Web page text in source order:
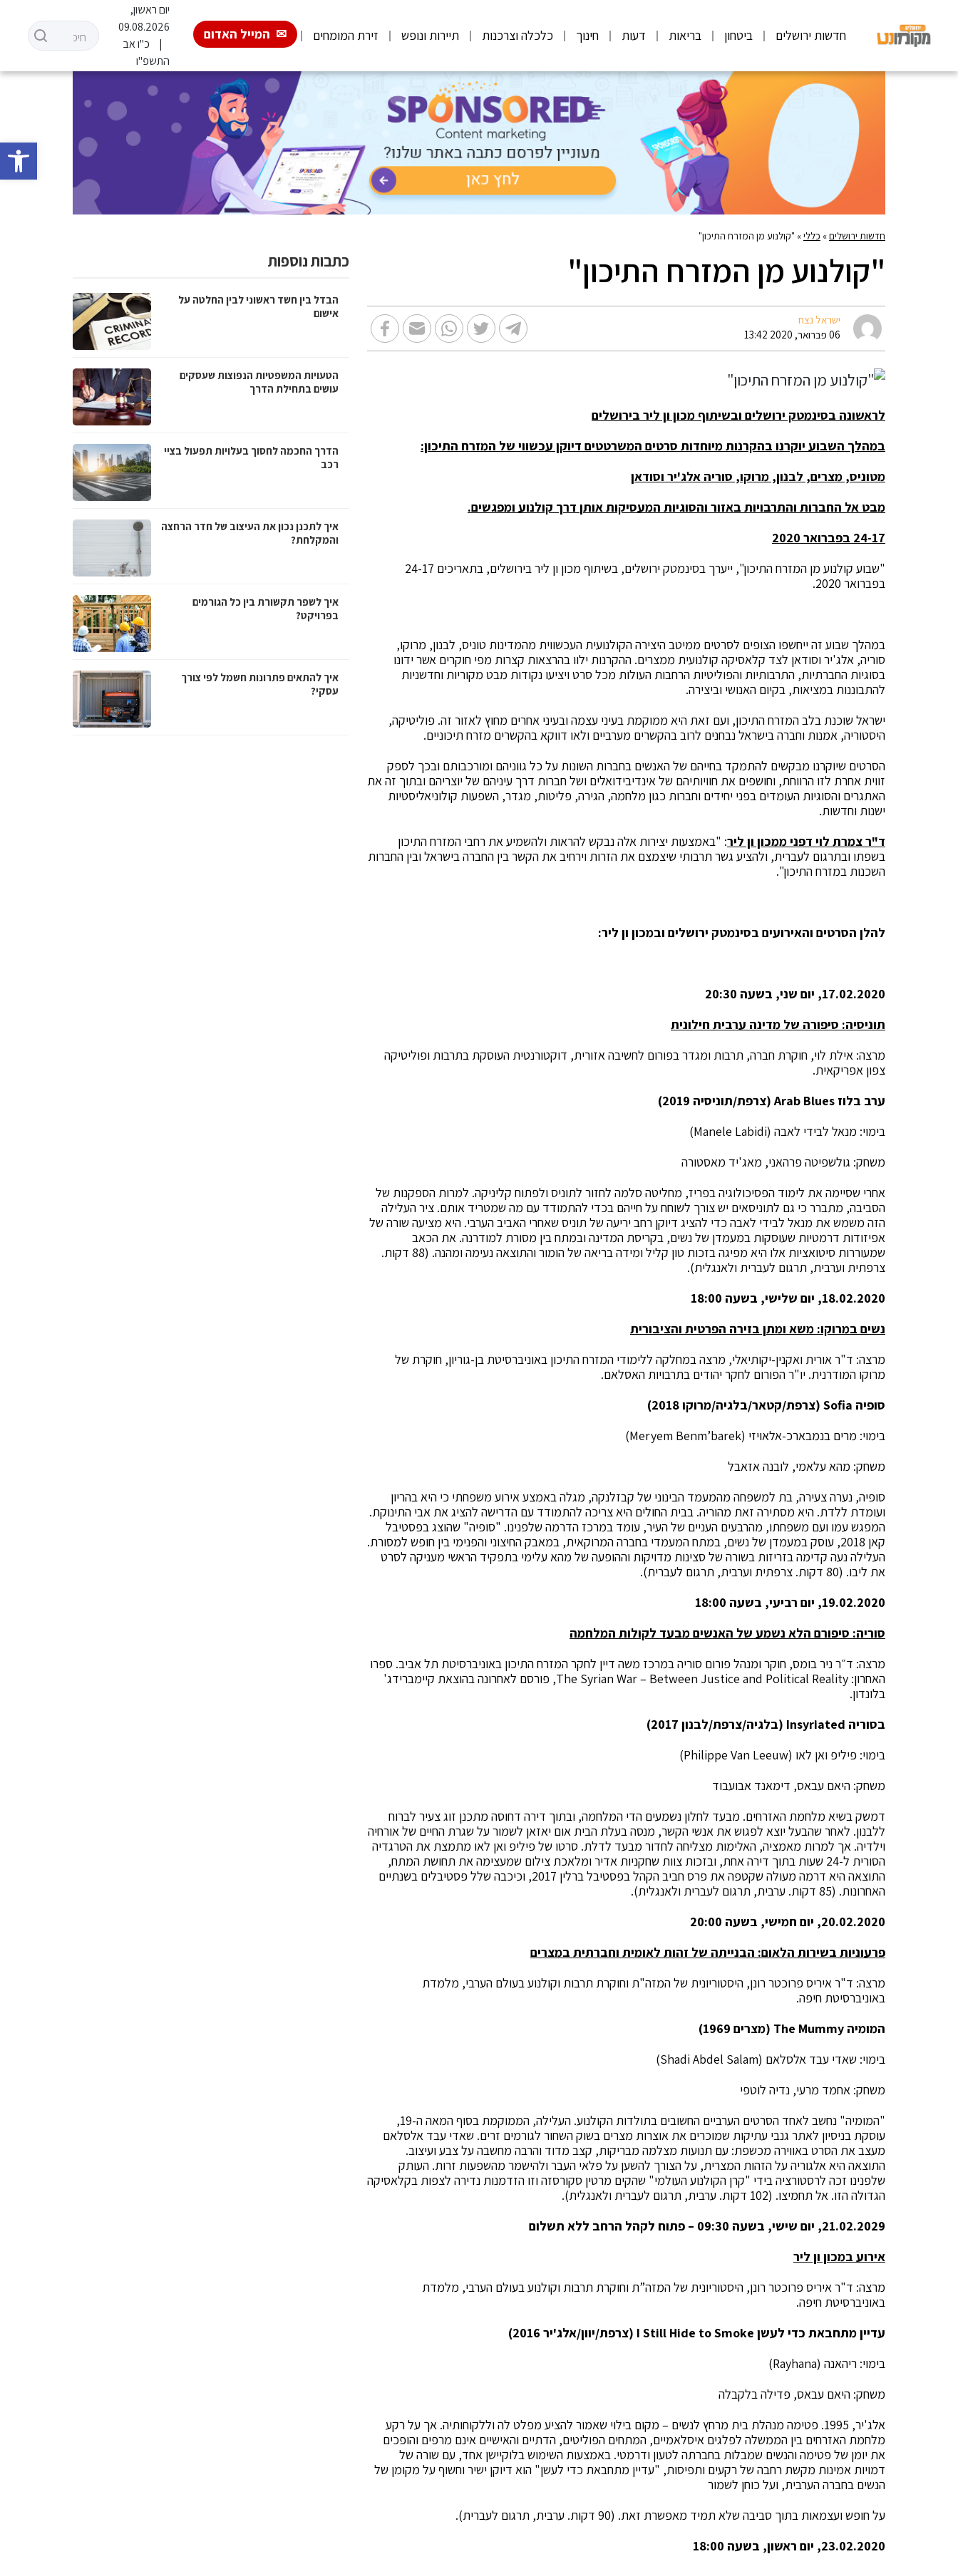
פתח
חדשות ירושלים ביטחון בריאות דעות חינוך כלכלה וצרכנות תיירות ונופש זירת המומחים המייל האדום
יום ראשון,
09.08.2026
כ"ו אב
התשפ"ו
חדשות ירושלים» כללי» "קולנוע מן המזרח התיכון"
"קולנוע מן המזרח התיכון"
ישראל נצח
06 פברואר, 2020 13:42
לראשונה בסינמטק ירושלים ובשיתוף מכון ון ליר בירושלים
במהלך השבוע יוקרנו בהקרנות מיוחדות סרטים המשרטטים דיוקן עכשווי של המזרח התיכון:
מטוניס, מצרים, לבנון, מרוקו, סוריה אלג'יר וסודאן
מבט אל החברות והתרבויות באזור והסוגיות המעסיקות אותן דרך קולנוע ומפגשים.
24-17 בפברואר 2020
"שבוע קולנוע מן המזרח התיכון", ייערך בסינמטק ירושלים, בשיתוף מכון ון ליר בירושלים, בתאריכים 24-17
בפברואר 2020.
במהלך שבוע זה ייחשפו הצופים לסרטים ממיטב היצירה הקולנועית העכשווית מהמדינות טוניס, לבנון, מרוקו,
סוריה, אלג'יר וסודאן לצד קלאסיקה קולנועית ממצרים. ההקרנות ילוו בהרצאות קצרות מפי חוקרים אשר ידונו
בסוגיות החברתיות, התרבותיות והפוליטיות הרחבות העולות מכל סרט ויציעו נקודות מבט מקוריות וחדשניות
להתבוננות במציאות, בקיום האנושי וביצירה.
ישראל שוכנת בלב המזרח התיכון, ועם זאת היא ממוקמת בעיני עצמה ובעיני אחרים מחוץ לאזור זה. פוליטיקה,
היסטוריה, אמנות וחברה בישראל נבחנים לרוב בהקשרים מערביים ולאו דווקא בהקשרים מזרח תיכוניים.
הסרטים שיוקרנו מבקשים להתמקד בחייהם של האנשים בחברות השונות על כל גווניהם ומורכבותם ובכך לספק
זווית אחרת לזו הרווחת, וחושפים את חוויותיהם של אינדיבידואלים ושל חברות דרך עיניהם של יוצריהם ובתוך זה את
האתגרים והסוגיות העומדים בפני יחידים וחברות כגון מלחמה, הגירה, פליטות, מגדר, השפעות קולוניאליסטיות
ישנות וחדשות.
ד"ר צמרת לוי דפני ממכון ון ליר: "באמצעות יצירות אלה נבקש להראות ולהשמיע את רחבי המזרח התיכון
בשפתו ובתרגום לעברית, ולהציע גשר תרבותי שיצמצם את הזרות וירחיב את הקשר בין החברה בישראל ובין החברות
השכנות במזרח התיכון".
להלן הסרטים והאירועים בסינמטק ירושלים ובמכון ון ליר:
17.02.2020, יום שני, בשעה 20:30
תוניסיה: סיפורה של מדינה ערבית חילונית
מרצה: אילת לוי, חוקרת חברה, תרבות ומגדר בפורום לחשיבה אזורית, דוקטורנטית העוסקת בתרבות ופוליטיקה
צפון אפריקאית.
ערב בלוז Arab Blues (צרפת/תוניסיה 2019)
בימוי: מנאל לבידי לאבה (Manele Labidi)
משחק: גולשפיטה פרהאני, מאג'יד מאסטורה
אחרי שסיימה את לימוד הפסיכולוגיה בפריז, מחליטה סלמה לחזור לתוניס ולפתוח קליניקה. למרות הספקנות של
הסביבה, מתברר כי גם לתוניסאים יש צורך לשוחח על חייהם בכדי להתמודד עם מה שמטריד אותם. ציר העלילה
הזה משמש את מנאל לבידי לאבה כדי להציג דיוקן רחב יריעה של תוניס שאחרי האביב הערבי. היא מציעה שורה של
אפיזודות דרמטיות שעוסקות במעמדן של נשים, בקריסת המדינה ובמתח בין מסורת למודרנה. את הכאב
שמעוררות סיטואציות אלו היא מפיגה בזכות טון קליל ומידה בריאה של הומור והתוצאה נעימה ומהנה. (88 דקות.
צרפתית וערבית, תרגום לעברית ולאנגלית).
18.02.2020, יום שלישי, בשעה 18:00
נשים במרוקו: משא ומתן בזירה הפרטית והציבורית
מרצה: ד"ר אורית ואקנין-יקותיאלי, מרצה במחלקה ללימודי המזרח התיכון באוניברסיטת בן-גוריון, חוקרת של
מרוקו המודרנית. יו"ר הפורום לחקר יהודים בתרבויות האסלאם.
סופיה Sofia (צרפת/קטאר/בלגיה/מרוקו 2018)
בימוי: מרים בנמבארכ-אלאויזי (Meryem Benm’barek)
משחק: מהא עלאמי, לובנה אזאבל
סופיה, נערה צעירה, בת למשפחה מהמעמד הבינוני של קבזלנקה, מגלה באמצע אירוע משפחתי כי היא בהריון
ועומדת ללדת. היא מסתירה זאת מהוריה. בבית החולים היא צריכה להתמודד עם הדרישה להציג את אבי התינוקת.
המפגש עמו ועם משפחתו, מהרבעים העניים של העיר, עומד במרכז הדרמה שלפנינו. "סופיה" שהוצג בפסטיבל
קאן 2018, עוסק במעמדן של נשים, במתח המעמדי בחברה המרוקאית, במאבק החיצוני והפנימי בין חופש למסורת.
העלילה נעה קדימה בזריזות בשורה של סצינות מדויקות וההופעה של מהא עלימי בתפקיד הראשי מעניקה לסרט
את ליבו. (80 דקות. צרפתית וערבית, תרגום לעברית).
19.02.2020, יום רביעי, בשעה 18:00
סוריה: סיפורם הלא נשמע של האנשים מבעד לקולות המלחמה
מרצה: ד״ר ניר בומס, חוקר ומנהל פורום סוריה במרכז משה דיין לחקר המזרח התיכון באוניברסיטת תל אביב. ספרו
האחרון: The Syrian War – Between Justice and Political Reality, פורסם לאחרונה בהוצאת קיימברידג'
בלונדון.
בסוריה Insyriated (בלגיה/צרפת/לבנון 2017
)
בימוי: פיליפ ואן לאו (Philippe Van Leeuw)
משחק: היאם עבאס, דימאנד אבועבוד
דמשק בשיא מלחמת האזרחים. מבעד לחלון נשמעים הדי המלחמה, ובתוך דירה דחוסה מתכנן זוג צעיר לברוח
ללבנון. לאחר שהבעל יוצא לפגוש את אנשי הקשר, מנסה בעלת הבית אום יאזאן לשמור על שגרת החיים של אורחיה
וילדיה. אך למרות מאמציה, האלימות מצליחה לחדור מבעד לדלת. סרטו של פיליפ ואן לאו מתמצת את הטרגדיה
הסורית ל-24 שעות בתוך דירה אחת, ובזכות צוות שחקניות אדיר ומלאכת צילום שמעצימה את תחושת המתח,
התוצאה היא דרמה מעולה שקטפה את פרס חביב הקהל בפסטיבל ברלין 2017, וכיכבה שלל פסטיבלים בשנתיים
האחרונות. (85 דקות. ערבית, תרגום לעברית ולאנגלית).
20.02.2020, יום חמישי, בשעה 20:00
פרעוניות בשירות הלאום: הבנייתה של זהות לאומית וחברתית במצרים
מרצה: ד"ר איריס פרוכטר רונן, היסטוריונית של המזה"ת וחוקרת תרבות וקולנוע בעולם הערבי, מלמדת
באוניברסיטת חיפה.
המומיה The Mummy (מצרים 1969)
בימוי: שאדי עבד אלסלאם (Shadi Abdel Salam)
משחק: אחמד מרעי, נדיה לוטפי
"המומיה" נחשב לאחד הסרטים הערביים החשובים בתולדות הקולנוע. העלילה, הממוקמת בסוף המאה ה-19,
עוסקת בניסיון לאתר גנבי עתיקות שמוכרים את אוצרות מצרים בשוק השחור לגורמים זרים. שאדי עבד אלסלאם
מעצב את הסרט באווירה מכשפת: עם תנועות מצלמה מבריקות, קצב מדוד והרבה מחשבה על צבע ועיצוב.
התוצאה היא אלגוריה על הזהות המצרית, על הצורך להשען על פלאי העבר ולהישמר מהשפעות זרות. העותק
שלפנינו זכה לרסטורציה בידי "קרן הקולנוע העולמי" שהקים מרטין סקורסזה וזו הזדמנות נדירה לצפות בקלאסיקה
הגדולה הזו. אל תחמיצו. (102 דקות. ערבית, תרגום לעברית ולאנגלית).
21.02.2029, יום שישי, בשעה 09:30 – פתוח לקהל הרחב ללא תשלום
אירוע במכון ון ליר
מרצה: ד"ר איריס פרוכטר רונן, היסטוריונית של המזה”ת וחוקרת תרבות וקולנוע בעולם הערבי, מלמדת
באוניברסיטת חיפה.
עדיין מתחבאת כדי לעשן I Still Hide to Smoke (צרפת/יוון/אלג'יר 2016
)
בימוי: ריהאנה (Rayhana)
משחק: היאם עבאס, פדילה בלקבלה
אלג'יר, 1995. פטימה מנהלת בית מרחץ לנשים – מקום בילוי שאמור להציע מפלט לה וללקוחותיה. אך על רקע
מלחמת האזרחים בין הממשלה לפלגים איסלאמיים, המתחים הפוליטים, הדתיים והאישיים אינם מרפים והופכים
את יומן של פטימה והנשים שמבלות בחברתה לטעון ודרמטי. באמצעות השימוש בלוקיישן אחד, עם שורה של
דמויות אמינות מקשת רחבה של רקעים ותפיסות, "עדיין מתחבאת כדי לעשן" הוא דיוקן ישיר וחשוף על מקומן של
הנשים בחברה הערבית, ועל כוחן לשמור
על חופש ועצמאות בתוך סביבה שלא תמיד מאפשרת זאת. (90 דקות. ערבית, תרגום לעברית).
23.02.2020, יום ראשון, בשעה 18:00
כתבות נוספות
הבדל בין חשד ראשוני לבין החלטה על
אישום
הטעויות המשפטיות הנפוצות שעסקים
עושים בתחילת הדרך
הדרך החכמה לחסוך בעלויות תפעול בציי
רכב
איך לתכנן נכון את העיצוב של חדר הרחצה
והמקלחת?
איך לשפר תקשורת בין כל הגורמים
בפרויקט?
איך להתאים פתרונות חשמל לפי צורך
עסקי?